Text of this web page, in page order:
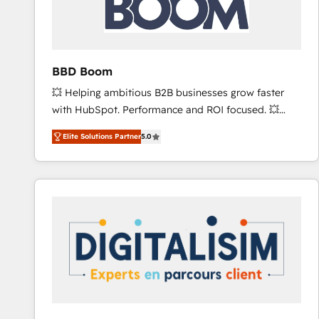
across offices and consulting teams in the UK, USA,
Canada, Germany, France, Belgium, Singapore, and
international offices and 175+ employees.
BBD Boom
💥 Helping ambitious B2B businesses grow faster
with HubSpot. Performance and ROI focused. 💥
BBD Boom is the HubSpot partner that can help you
to HubSpot Better. We work with your teams to
solve all your HubSpot challenges and improve user
adoption, sales process and marketing results.
HubSpot set-up for better results 🌐 Website design
and build using HubSpot 🔌 Integrating HubSpot
with other systems 🎓 Training your teams to be
HubSpot pros 📊 Lead generation services using
Elite Solutions Partner5.0